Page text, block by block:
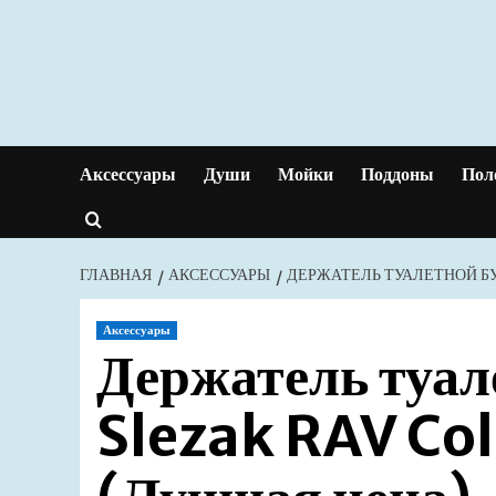
Аксессуары Души Мойки Поддоны
ГЛАВНАЯ АКСЕССУАРЫ ДЕРЖАТЕЛЬ ТУАЛЕТНОЙ
Аксессуары
Держатель
Slezak RAV